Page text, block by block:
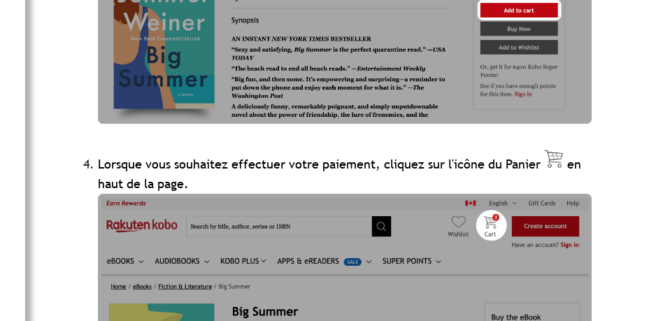
Lorsque vous souhaitez effectuer votre paiement, cliquez sur l'icône du Panier
en
haut de la page.